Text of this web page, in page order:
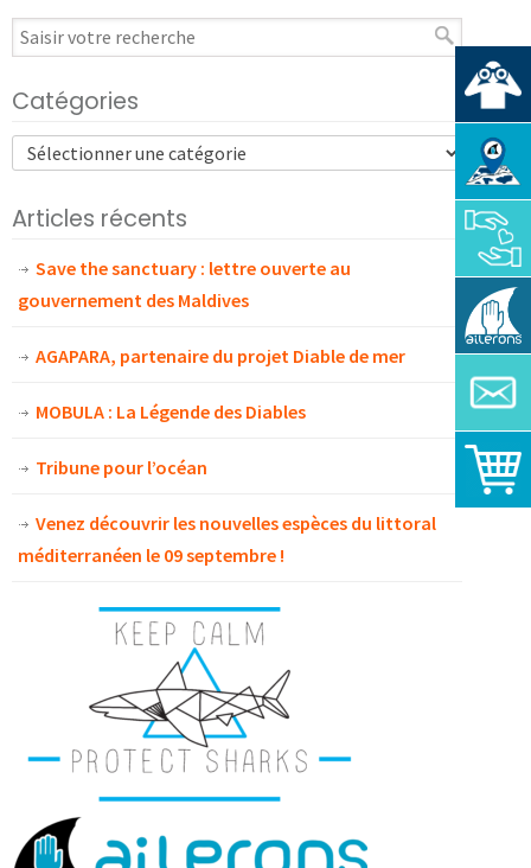
Catégories
Articles récents
Save the sanctuary : lettre ouverte au
gouvernement des Maldives
AGAPARA, partenaire du projet Diable de mer
MOBULA : La Légende des Diables
Tribune pour l’océan
Venez découvrir les nouvelles espèces du littoral
méditerranéen le 09 septembre !